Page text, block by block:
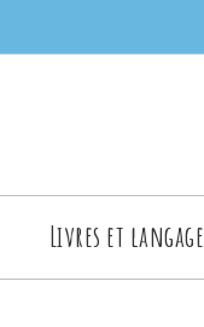
Livres et langage